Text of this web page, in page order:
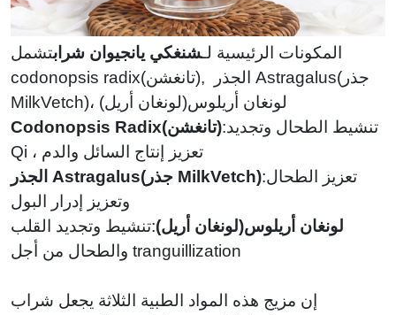
المكونات الرئيسية لـشنغكي يانجيوان شرابتشمل
codonopsis radix(تانغشن), الجذر Astragalus(جذر
MilkVetch)، لونغان أريلوس(لونغان أريل)
Codonopsis Radix(تانغشن):تنشيط الطحال وتجديد
Qi ، تعزيز إنتاج السائل والدم
الجذر Astragalus(جذر MilkVetch):تعزيز الطحال
وتعزيز إدرار البول
لونغان أريلوس(لونغان أريل):تنشيط وتجديد القلب
والطحال من أجل tranguillization
إن مزيج هذه المواد الطبية الثلاثة يجعل شراب